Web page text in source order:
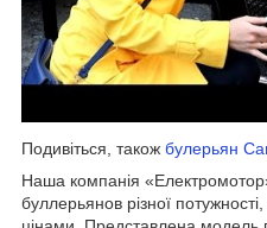
Подивіться, також булерьян
Наша компанія
буллерьянов різної